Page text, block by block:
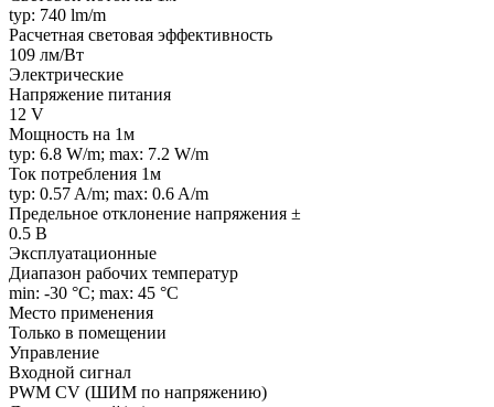
typ: 740 lm/m
Расчетная световая эффективность
109 лм/Вт
Электрические
Напряжение питания
12 V
Мощность на 1м
typ: 6.8 W/m; max: 7.2 W/m
Ток потребления 1м
typ: 0.57 A/m; max: 0.6 A/m
Предельное отклонение напряжения ±
0.5 В
Эксплуатационные
Диапазон рабочих температур
min: -30 °C; max: 45 °C
Место применения
Только в помещении
Управление
Входной сигнал
PWM СV (ШИМ по напряжению)